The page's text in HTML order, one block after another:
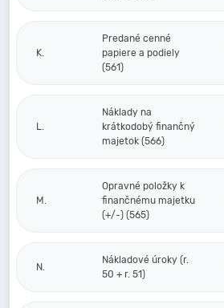
K.
Predané cenné
papiere a podiely
(561)
L.
Náklady na
krátkodobý finančný
majetok (566)
M.
Opravné položky k
finančnému majetku
(+/-) (565)
N.
Nákladové úroky (r.
50 + r. 51)